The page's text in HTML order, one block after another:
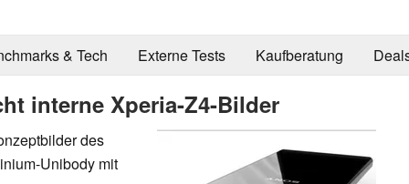
& Tech Externe Tests Kaufberatung
interne Xperia-Z4-Bilder
des
Unibody mit